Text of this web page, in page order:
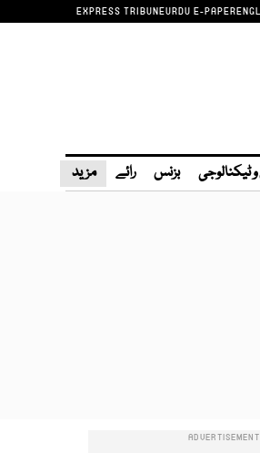
EXPRESS TRIBUNEURDU E-PAPER
ٹیکنالوجی بزنس رائے مزید